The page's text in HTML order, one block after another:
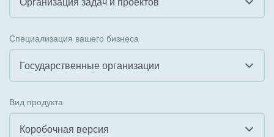
Внедрение КЭДО
Интеграция с 1С
Специализация вашего бизнеса
Государственные организации
Вид продукта
Коробочная версия